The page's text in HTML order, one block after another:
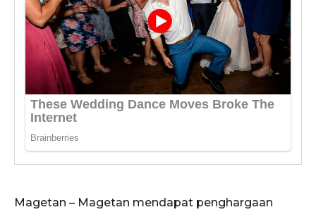
Magetan – Magetan mendapat penghargaan